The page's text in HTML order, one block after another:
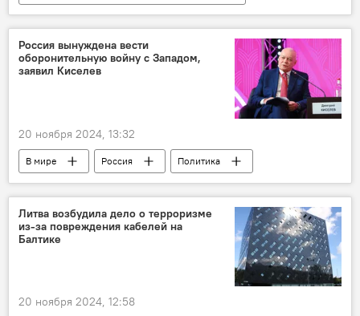
В Литве
Литва
Евросоюз (ЕС)
Балтийское море
Россия вынуждена вести
оборонительную войну с Западом,
заявил Киселев
20 ноября 2024, 13:32
В мире Россия
Политика
Общество
Дмитрий Киселев
Запад
Литва возбудила дело о терроризме
из-за повреждения кабелей на
Балтике
20 ноября 2024, 12:58